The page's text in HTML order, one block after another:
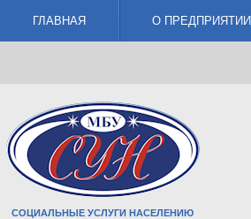
ГЛАВНАЯ О ПРЕДПРИЯТИИ
СОЦИАЛЬНЫЕ УСЛУГИ НАСЕЛЕНИЮ